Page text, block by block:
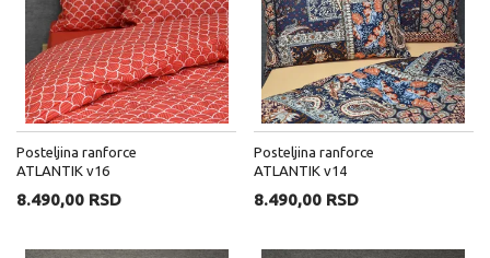
Posteljina ranforce
ATLANTIK v16
8.490,00 RSD
Posteljina ranforce
ATLANTIK v14
8.490,00 RSD